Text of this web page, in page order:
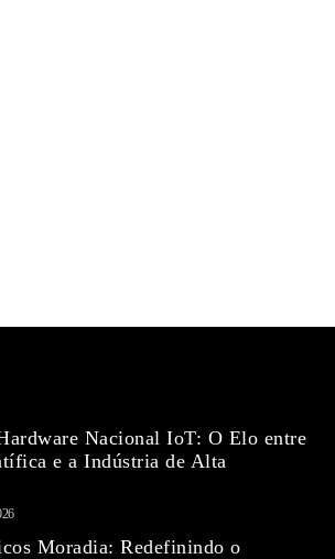
Nacional IoT: O Elo entre
e a Indústria de Alta
Moradia: Redefinindo o